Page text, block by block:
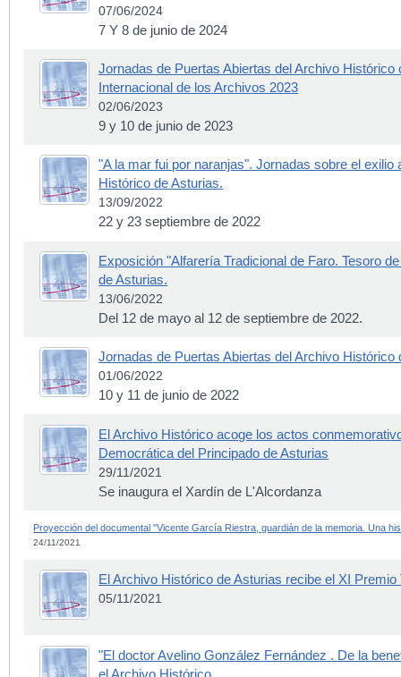
07/06/2024
7 Y 8 de junio de 2024
Jornadas de Puertas Abiertas del Archivo Histórico
Internacional de los Archivos 2023
02/06/2023
9 y 10 de junio de 2023
"A la mar fui por naranjas". Jornadas sobre el exilio
Histórico de Asturias.
13/09/2022
22 y 23 septiembre de 2022
Exposición "Alfarería Tradicional de Faro. Tesoro
de Asturias.
13/06/2022
Del 12 de mayo al 12 de septiembre de 2022.
Jornadas de Puertas Abiertas del Archivo Histórico
01/06/2022
10 y 11 de junio de 2022
El Archivo Histórico acoge los actos
Democrática del Principado de Asturias
29/11/2021
Se inaugura el Xardín de L'Alcordanza
Proyección del documental "Vicente García Riestra, guardián de la memoria. Una
24/11/2021
El Archivo Histórico de Asturias recibe el XI
05/11/2021
"El doctor Avelino González Fernández . De la
el Archivo Histórico.